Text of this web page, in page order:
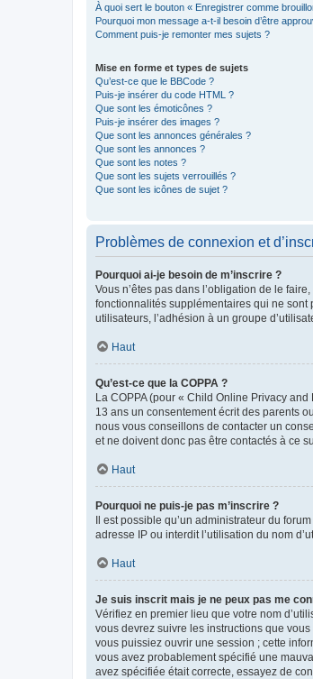
À quoi sert le bouton « Enregistrer comme
Pourquoi mon message a-t-il besoin d’être
Comment puis-je remonter mes sujets ?
Mise en forme et types de sujets
Qu’est-ce que le BBCode ?
Puis-je insérer du code HTML ?
Que sont les émoticônes ?
Puis-je insérer des images ?
Que sont les annonces générales ?
Que sont les annonces ?
Que sont les notes ?
Que sont les sujets verrouillés ?
Que sont les icônes de sujet ?
Problèmes de connexion et
Pourquoi ai-je besoin de m’inscrire ?
Vous n’êtes pas dans l’obligation de le
fonctionnalités supplémentaires qui ne sont
utilisateurs, l’adhésion à un groupe
Haut
Qu’est-ce que la COPPA ?
La COPPA (pour « Child Online Privacy
13 ans un consentement écrit des parents
nous vous conseillons de contacter un
et ne doivent donc pas être contactés à ce
Haut
Pourquoi ne puis-je pas m’inscrire ?
Il est possible qu’un administrateur du
adresse IP ou interdit l’utilisation du nom
Haut
Je suis inscrit mais je ne peux pas me
Vérifiez en premier lieu que votre nom
vous devrez suivre les instructions que
vous puissiez ouvrir une session ; cette
vous avez probablement spécifié une
avez spécifiée était correcte, essayez de